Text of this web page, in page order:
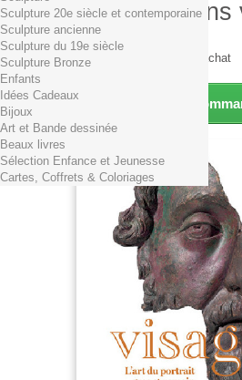
Il y a 1 produit dans
Total produits TTC
Frais de port TTC
0,01€ dès 29€ d'achat
Total TTC
Continuer mes achats
Sculpture 20e siècle et contemporaine
Sculpture ancienne
Sculpture du 19e siècle
Sculpture Bronze
Enfants
Idées Cadeaux
Bijoux
Art et Bande dessinée
Beaux livres
Sélection Enfance et Jeunesse
Cartes, Coffrets & Coloriages